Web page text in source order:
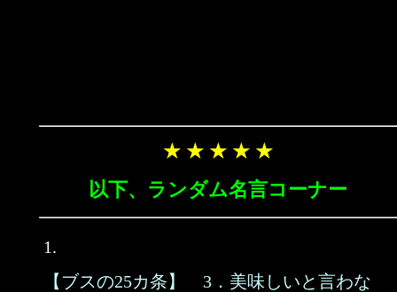
★ ★ ★ ★ ★
以下、ランダム名言コーナー
1.
【ブスの25カ条】 3．美味しいと言わな